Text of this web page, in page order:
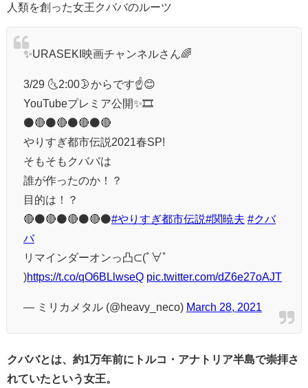
人類を創った女王クババのルーツ
✨URASEKI映画チャンネルさん🌈
3/29 🌜2:00🌛からです☝️😊
YouTubeプレミア公開✨🎞️
⚫🔴⚫🔴⚫🔴⚫🔴
やりすぎ都市伝説2021春SP!
そもそもクババは
誰が作ったのか！？
目的は！？
🔴⚫🔴⚫🔴⚫🔴⚫#やりすぎ都市伝説#関暁夫 #クバ
バ
リマインダーオンっ凸⊂(ﾟ∀ﾟ
)https://t.co/qO6BLlwseQ pic.twitter.com/dZ6e27oAJT
— ミリカメタル (@heavy_neco) March 28, 2021
クババとは、約1万年前にトルコ・アナトリア半島で崇拝さ
れていたという女王。